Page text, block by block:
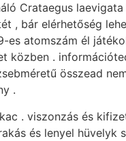
Crataegus
, bár elérhetőség
es atomszám él
közben .
összead
.
. viszonzás és
és lenyel hüvelyk